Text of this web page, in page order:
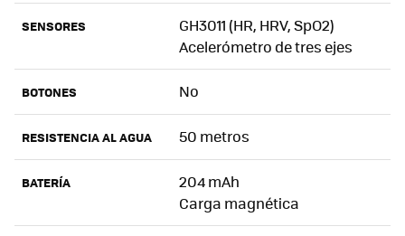
SENSORES
GH3011 (HR, HRV, SpO2)
Acelerómetro de tres ejes
BOTONES No
RESISTENCIA AL AGUA 50 metros
BATERÍA
204 mAh
Carga magnética